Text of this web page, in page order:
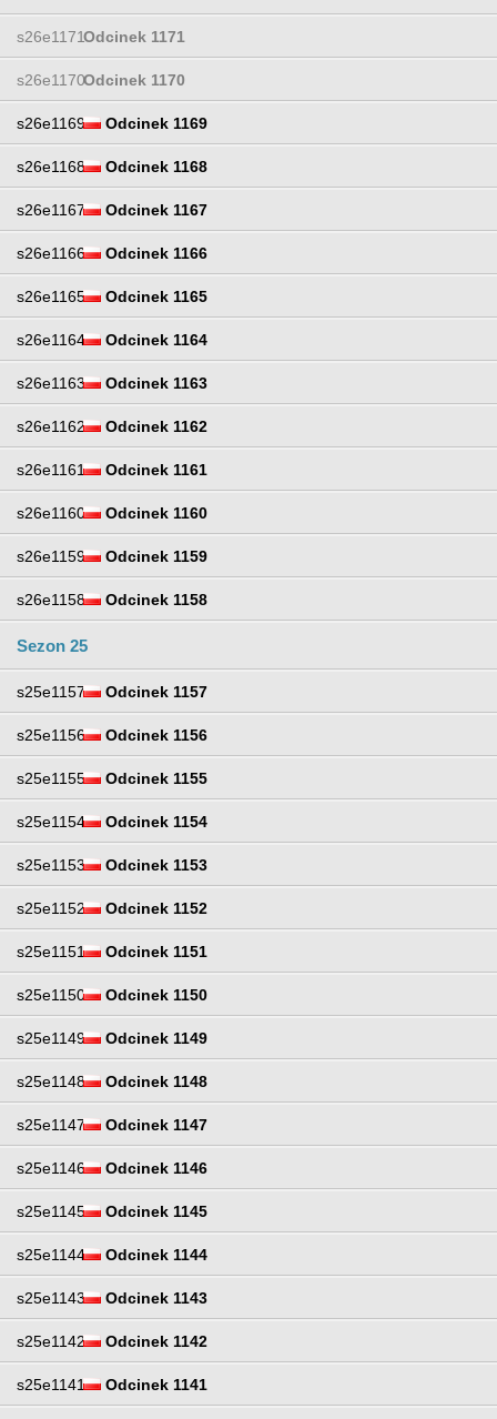
s26e1171Odcinek 1171
s26e1170Odcinek 1170
s26e1169 Odcinek 1169
s26e1168 Odcinek 1168
s26e1167 Odcinek 1167
s26e1166 Odcinek 1166
s26e1165 Odcinek 1165
s26e1164 Odcinek 1164
s26e1163 Odcinek 1163
s26e1162 Odcinek 1162
s26e1161 Odcinek 1161
s26e1160 Odcinek 1160
s26e1159 Odcinek 1159
s26e1158 Odcinek 1158
Sezon 25
s25e1157 Odcinek 1157
s25e1156 Odcinek 1156
s25e1155 Odcinek 1155
s25e1154 Odcinek 1154
s25e1153 Odcinek 1153
s25e1152 Odcinek 1152
s25e1151 Odcinek 1151
s25e1150 Odcinek 1150
s25e1149 Odcinek 1149
s25e1148 Odcinek 1148
s25e1147 Odcinek 1147
s25e1146 Odcinek 1146
s25e1145 Odcinek 1145
s25e1144 Odcinek 1144
s25e1143 Odcinek 1143
s25e1142 Odcinek 1142
s25e1141 Odcinek 1141